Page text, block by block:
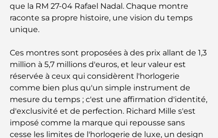
Meilleurs restaurants pour un déjeuner d'affaires
au DIFC
monde
Architecture ottomane : un riche héritage d'art,
de culture et d'empire
Comment choisir un conseiller financier à Dubaï ?
que la RM 27-04 Rafael Nadal. Chaque montre
raconte sa propre histoire, une vision du temps
unique.
Ces montres sont proposées à des prix allant de 1,3
million à 5,7 millions d'euros, et leur valeur est
réservée à ceux qui considèrent l'horlogerie
comme bien plus qu'un simple instrument de
mesure du temps ; c'est une affirmation d'identité,
d'exclusivité et de perfection. Richard Mille s'est
imposé comme la marque qui repousse sans
cesse les limites de l'horlogerie de luxe, un design